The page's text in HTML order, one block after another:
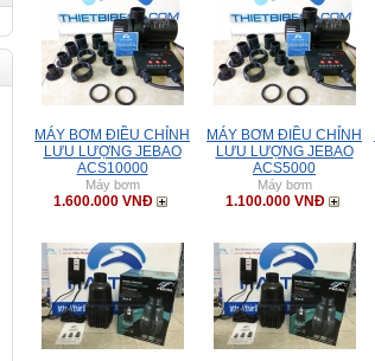
MÁY BƠM ĐIỀU CHỈNH
LƯU LƯỢNG JEBAO
ACS10000
Máy bơm
1.600.000 VNĐ
MÁY BƠM ĐIỀU CHỈNH
LƯU LƯỢNG JEBAO
ACS5000
Máy bơm
1.100.000 VNĐ